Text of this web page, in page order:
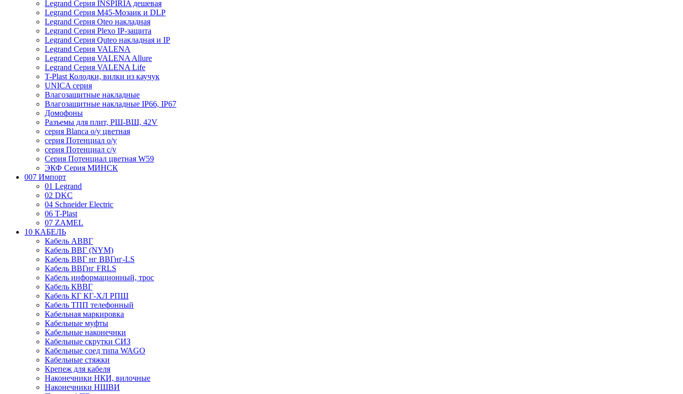
Legrand Серия INSPIRIA дешевая
Legrand Серия M45-Мозаик и DLP
Legrand Серия Oteo накладная
Legrand Серия Plexo IP-защита
Legrand Серия Quteo накладная и IP
Legrand Серия VALENA
Legrand Серия VALENA Allure
Legrand Серия VALENA Life
T-Plast Колодки, вилки из каучук
UNICA серия
Влагозащитные накладные
Влагозащитные накладные IP66, IP67
Домофоны
Разъемы для плит, РШ-ВШ, 42V
серия Blanca о/у цветная
серия Потенциал о/у
серия Потенциал с/у
Серия Потенциал цветная W59
ЭКФ Серия МИНСК
007 Импорт
01 Legrand
02 DKC
04 Schneider Electric
06 T-Plast
07 ZAMEL
10 КАБЕЛЬ
Кабель АВВГ
Кабель ВВГ (NYM)
Кабель ВВГ нг ВВГнг-LS
Кабель ВВГнг FRLS
Кабель информационный, трос
Кабель КВВГ
Кабель КГ КГ-ХЛ РПШ
Кабель ТПП телефонный
Кабельная маркировка
Кабельные муфты
Кабельные наконечнки
Кабельные скрутки СИЗ
Кабельные соед типа WAGO
Кабельные стяжки
Крепеж для кабеля
Наконечники НКИ, вилочные
Наконечники НШВИ